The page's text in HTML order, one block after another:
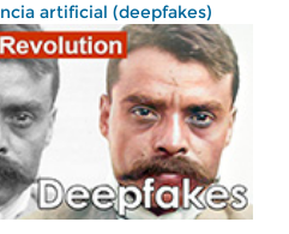
artificial (deepfakes)